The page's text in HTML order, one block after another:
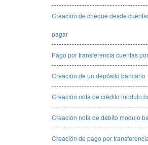
Creación de cheque desde
pagar
Pago por transferencia cuentas
Creación de un depósito bancario
Creación nota de crédito modulo
Creación nota de débito modulo
Creación de pago por